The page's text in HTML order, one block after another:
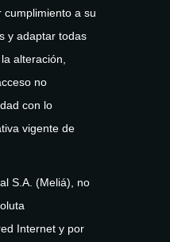
cumplimiento a su
y adaptar todas
alteración,
no
con lo
vigente de
S.A. (Meliá), no
Internet y por